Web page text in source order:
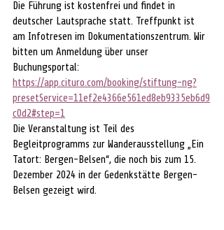
Die Führung ist kostenfrei und findet in
deutscher Lautsprache statt. Treffpunkt ist
am Infotresen im Dokumentationszentrum. Wir
bitten um Anmeldung über unser
Buchungsportal:
https://app.cituro.com/booking/stiftung-ng?
presetService=11ef2e4366e561ed8eb9335eb6d9
c0d2#step=1
Die Veranstaltung ist Teil des
Begleitprogramms zur Wanderausstellung „Ein
Tatort: Bergen-Belsen“, die noch bis zum 15.
Dezember 2024 in der Gedenkstätte Bergen-
Belsen gezeigt wird.